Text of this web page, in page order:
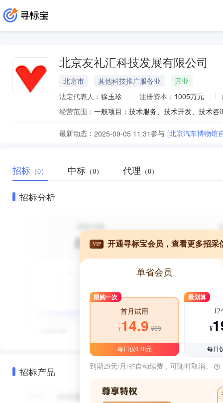
北京友礼汇科技发展有限公司
北京市 其他科技推广服务业
开业
法定代表人： 徐玉珍 注册资本： 1005万元
经营范围：
最新动态： 2025-09-05 11:31参与 [北京汽车博物馆
招标 （0） 中标 （0） 代理 （0）
招标分析
招标产品
VIP 开通寻标宝会员，查看更多招采
单省会员
限购一次
首月试用
¥14.9 ¥39
每日仅0.48元
最划算
12
¥
每日
到期29元/月/省自动续费，可随时取消。